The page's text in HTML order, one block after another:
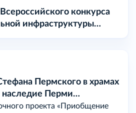
конкурса
инфраструктуры
Пермского в храмах
наследие Перми
проекта «Приобщение